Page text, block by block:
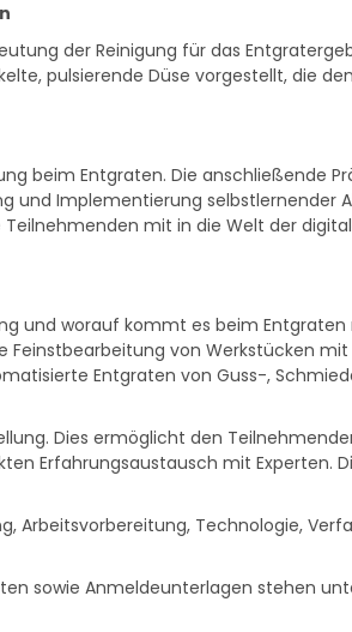
der Reinigung für das
pulsierende Düse vorgestellt, die
beim Entgraten. Die anschließende
und Implementierung selbstlernender
mit in die Welt der
und worauf kommt es beim
von Werkstücken
Entgraten von Guss-,
Dies ermöglicht den
Erfahrungsaustausch mit
Arbeitsvorbereitung, Technologie,
sowie Anmeldeunterlagen stehen